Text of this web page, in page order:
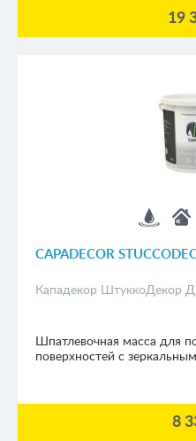
19
CAPADECOR
Кападекор ШтуккоДекор
Шпатлевочная масса для
поверхностей с
8